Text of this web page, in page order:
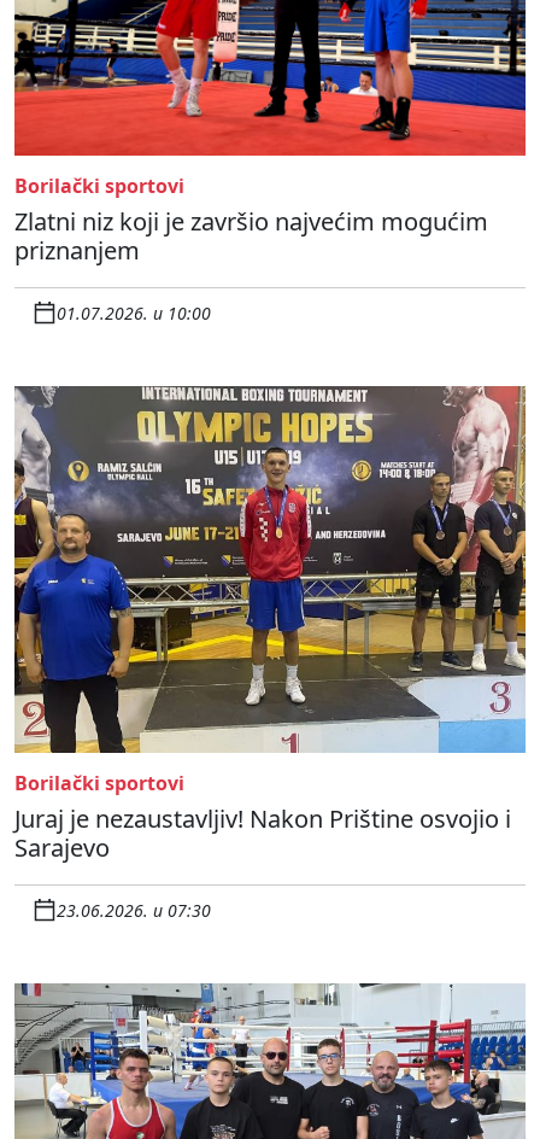
Borilački sportovi
Zlatni niz koji je završio najvećim mogućim
priznanjem
01.07.2026. u 10:00
Borilački sportovi
Juraj je nezaustavljiv! Nakon Prištine osvojio i
Sarajevo
23.06.2026. u 07:30